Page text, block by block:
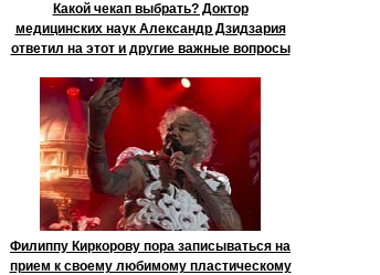
Какой чекап выбрать? Доктор
медицинских наук Александр Дзидзария
ответил на этот и другие важные вопросы
Филиппу Киркорову пора записываться на
прием к своему любимому пластическому